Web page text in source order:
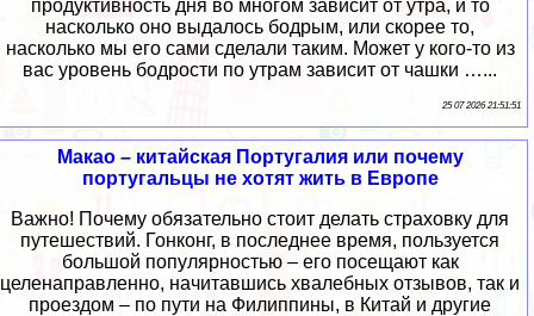
продуктивность дня во многом зависит от утра, и то
насколько оно выдалось бодрым, или скорее то,
насколько мы его сами сделали таким. Может у кого-то из
вас уровень бодрости по утрам зависит от чашки …...
25 07 2026 21:51:51
Макао – китайская Португалия или почему
португальцы не хотят жить в Европе
Важно! Почему обязательно стоит делать страховку для
путешествий. Гонконг, в последнее время, пользуется
большой популярностью – его посещают как
целенаправленно, начитавшись хвалебных отзывов, так и
проездом – по пути на Филиппины, в Китай и другие